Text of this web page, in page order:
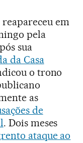
em
pela
sua
da Casa
o trono
as
de
. Dois meses
ataque ao